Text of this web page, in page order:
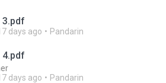
days ago Pandarin
days ago Pandarin